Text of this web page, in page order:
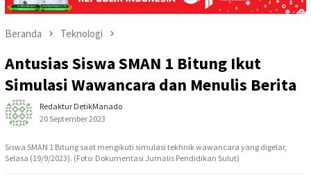
Beranda Teknologi
Antusias Siswa SMAN 1 Bitung Ikut
Simulasi Wawancara dan Menulis Berita
Redaktur DetikManado
20 September 2023
Siswa SMAN 1 Bitung saat mengikuti simulasi tekhnik wawancara yang digelar,
Selasa (19/9/2023). (Foto: Dokumentasi Jurnalis Pendidikan Sulut)